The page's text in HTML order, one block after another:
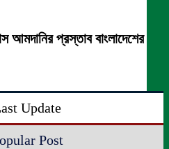
আমদানির প্রস্তাব বাংলাদেশের
Update
Post